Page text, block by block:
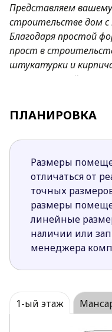
Представляем
строительстве дом
Благодаря простой
прост в
штукатурки и
неповторимый шарм
способствуют
Несколько
рационально
пространство
Открытая
излишней тени
открытой
Эркер в
подзону для
прекрасное
создают
ПЛАНИРОВКА
Размеры
отличаться от
точных
размеры
линейные
наличии или
менеджера
1-ый этаж